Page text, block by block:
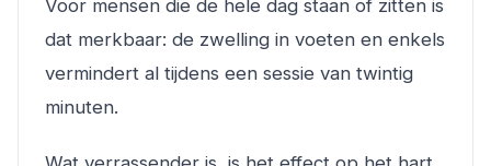
Voor mensen die de hele dag staan of zitten is
dat merkbaar: de zwelling in voeten en enkels
vermindert al tijdens een sessie van twintig
minuten.